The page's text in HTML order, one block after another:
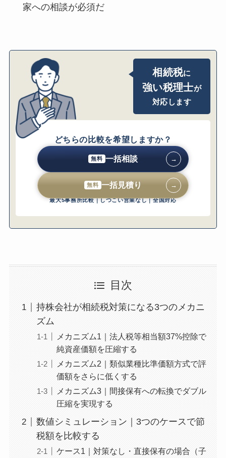
家への相談が必須だ
相続税に
強い税理士が
対応します
どちらの比較を希望しますか？
無料 一括見積り →
無料 一括相談 →
最大5事務所比較｜しつこい営業なし｜全国対応
目次
持株会社が相続税対策になる3つのメカニ
ズム
メカニズム1｜法人税等相当額37%控除で
純資産価額を圧縮する
メカニズム2｜類似業種比準価額方式で評
価額をさらに低くする
メカニズム3｜間接保有への転換でダブル
圧縮を実現する
数値シミュレーション｜3つのケースで節
税額を比較する
ケース1｜対策なし・直接保有の場合（子
初回相談で確認すべき質問リスト
りますか？
Q. 持株会社スキームに向いていない会社は
ありますか？
Q. 株特外しで不動産を取得する場合、どん
な不動産が適していますか？
Q. 持株会社スキームは「租税回避」として
Q. 持株会社を設立すると、毎年どのような
まとめ｜持株会社スキームで自社株の評価額
を最大限圧縮する